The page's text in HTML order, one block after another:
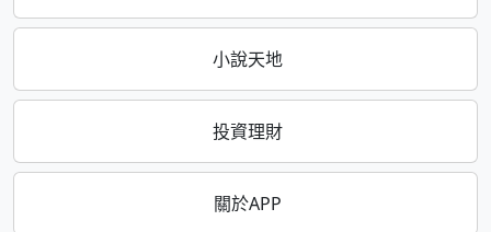
小說天地
投資理財
關於APP